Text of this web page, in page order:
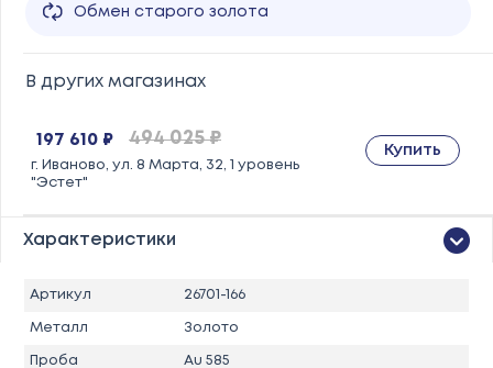
Обмен старого золота
В других магазинах
197 610 ₽ 494 025 ₽
г. Иваново, ул. 8 Марта, 32, 1 уровень
"Эстет"
Купить
Характеристики
Артикул 26701-166
Металл Золото
Проба Au 585